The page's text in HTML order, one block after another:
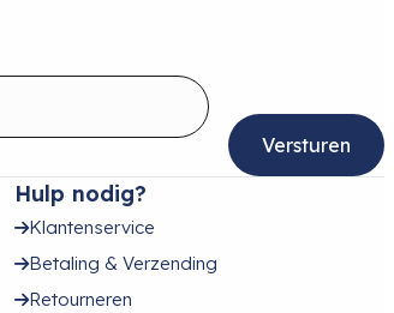
Hulp nodig?
Klantenservice
Betaling & Verzending
Retourneren